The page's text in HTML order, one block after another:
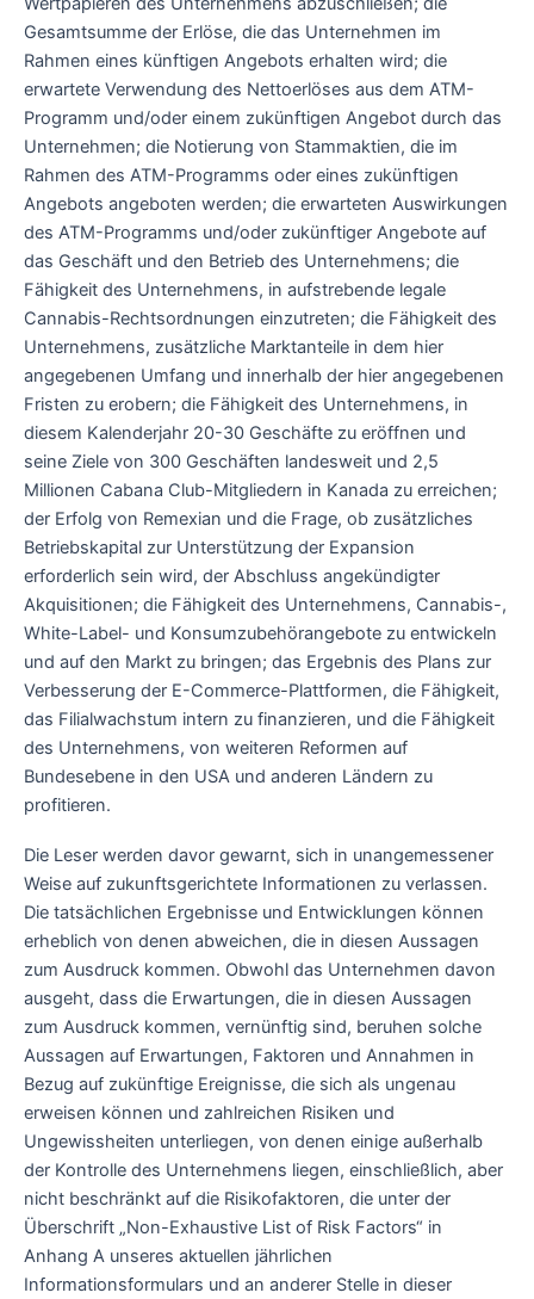
Gesamtsumme der Erlöse, die das Unternehmen im
Rahmen eines künftigen Angebots erhalten wird; die
erwartete Verwendung des Nettoerlöses aus dem ATM-
Programm und/oder einem zukünftigen Angebot durch das
Unternehmen; die Notierung von Stammaktien, die im
Rahmen des ATM-Programms oder eines zukünftigen
Angebots angeboten werden; die erwarteten Auswirkungen
des ATM-Programms und/oder zukünftiger Angebote auf
das Geschäft und den Betrieb des Unternehmens; die
Fähigkeit des Unternehmens, in aufstrebende legale
Cannabis-Rechtsordnungen einzutreten; die Fähigkeit des
Unternehmens, zusätzliche Marktanteile in dem hier
angegebenen Umfang und innerhalb der hier angegebenen
Fristen zu erobern; die Fähigkeit des Unternehmens, in
diesem Kalenderjahr 20-30 Geschäfte zu eröffnen und
seine Ziele von 300 Geschäften landesweit und 2,5
Millionen Cabana Club-Mitgliedern in Kanada zu erreichen;
der Erfolg von Remexian und die Frage, ob zusätzliches
Betriebskapital zur Unterstützung der Expansion
erforderlich sein wird, der Abschluss angekündigter
Akquisitionen; die Fähigkeit des Unternehmens, Cannabis-,
White-Label- und Konsumzubehörangebote zu entwickeln
und auf den Markt zu bringen; das Ergebnis des Plans zur
Verbesserung der E-Commerce-Plattformen, die Fähigkeit,
das Filialwachstum intern zu finanzieren, und die Fähigkeit
des Unternehmens, von weiteren Reformen auf
Bundesebene in den USA und anderen Ländern zu
profitieren.
Die Leser werden davor gewarnt, sich in unangemessener
Weise auf zukunftsgerichtete Informationen zu verlassen.
Die tatsächlichen Ergebnisse und Entwicklungen können
erheblich von denen abweichen, die in diesen Aussagen
zum Ausdruck kommen. Obwohl das Unternehmen davon
ausgeht, dass die Erwartungen, die in diesen Aussagen
zum Ausdruck kommen, vernünftig sind, beruhen solche
Aussagen auf Erwartungen, Faktoren und Annahmen in
Bezug auf zukünftige Ereignisse, die sich als ungenau
erweisen können und zahlreichen Risiken und
Ungewissheiten unterliegen, von denen einige außerhalb
der Kontrolle des Unternehmens liegen, einschließlich, aber
nicht beschränkt auf die Risikofaktoren, die unter der
Überschrift „Non-Exhaustive List of Risk Factors“ in
Anhang A unseres aktuellen jährlichen
Informationsformulars und an anderer Stelle in dieser